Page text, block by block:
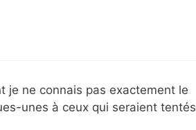
je ne connais pas exactement le
unes à ceux qui seraient tentés